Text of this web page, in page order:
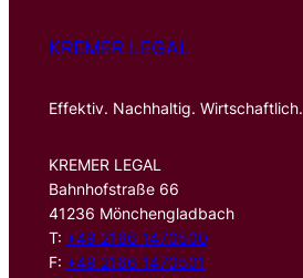
KREMER LEGAL
Effektiv. Nachhaltig. Wirtschaftlich.
KREMER LEGAL
Bahnhofstraße 66
41236 Mönchengladbach
T: +49 2166 1470500
F: +49 2166 1470501